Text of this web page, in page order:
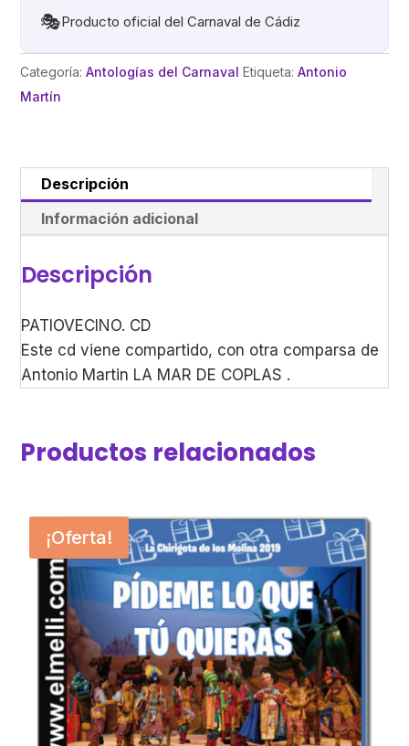
🎭Producto oficial del Carnaval de Cádiz
Categoría:Antologías del Carnaval Etiqueta:Antonio
Martín
Descripción
Información adicional
Descripción
PATIOVECINO. CD
Este cd viene compartido, con otra comparsa de
Antonio Martin LA MAR DE COPLAS .
Productos relacionados
¡Oferta!